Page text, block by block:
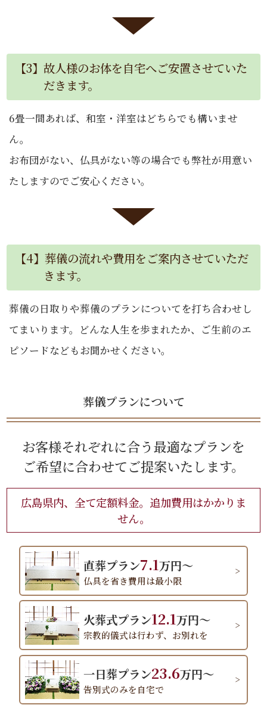
【3】故人様のお体を自宅へご安置させていた
だきます。
6畳一間あれば、和室・洋室はどちらでも構いませ
ん。
お布団がない、仏具がない等の場合でも弊社が用意い
たしますのでご安心ください。
【4】葬儀の流れや費用をご案内させていただ
きます。
葬儀の日取りや葬儀のプランについてを打ち合わせし
てまいります。どんな人生を歩まれたか、ご生前のエ
ピソードなどもお聞かせください。
葬儀プランについて
お客様それぞれに合う最適なプランを
ご希望に合わせてご提案いたします。
広島県内、全て定額料金。追加費用はかかりま
せん。
直葬プラン7.1万円～
仏具を省き費用は最小限
火葬式プラン12.1万円～
宗教的儀式は行わず、お別れを
一日葬プラン23.6万円～
告別式のみを自宅で